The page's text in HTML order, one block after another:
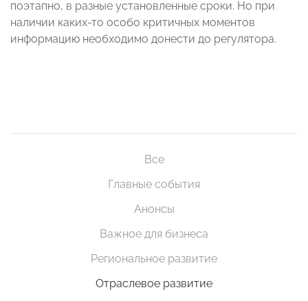
поэтапно, в разные установленные сроки. Но при
наличии каких-то особо критичных моментов
информацию необходимо донести до регулятора.
Все
Главные события
Анонсы
Важное для бизнеса
Региональное развитие
Отраслевое развитие